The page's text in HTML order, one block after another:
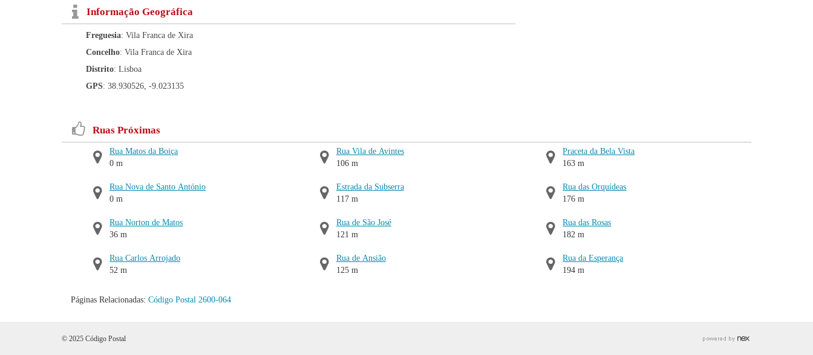
Informação Geográfica
Freguesia: Vila Franca de Xira
Concelho: Vila Franca de Xira
Distrito: Lisboa
GPS: 38.930526, -9.023135
Ruas Próximas
Rua Matos da Boiça
0 m
Rua Nova de Santo António
0 m
Rua Norton de Matos
36 m
Rua Carlos Arrojado
52 m
Rua Vila de Avintes
106 m
Estrada da Subserra
117 m
Rua de São José
121 m
Rua de Ansião
125 m
Praceta da Bela Vista
163 m
Rua das Orquídeas
176 m
Rua das Rosas
182 m
Rua da Esperança
194 m
Páginas Relacionadas: Código Postal 2600-064
© 2025 Código Postal